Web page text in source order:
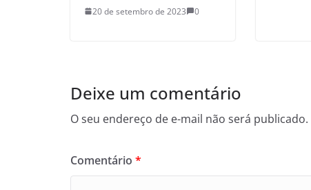
20 de setembro de 2023 0
Deixe um comentário
O seu endereço de e-mail não será publicado.
Comentário *